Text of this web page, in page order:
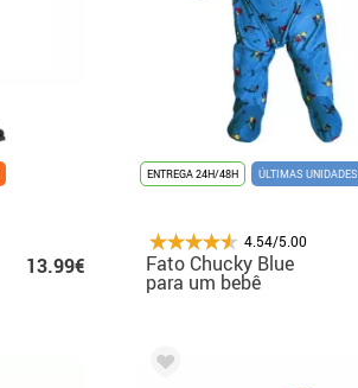
13.99€
ENTREGA 24H/48H ÚLTIMAS UNIDADES
4.54/5.00
Fato Chucky Blue
para um bebê